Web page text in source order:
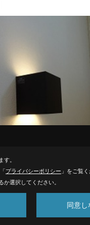
、ｸﾘｰﾆﾝｸﾞも完了しまし
お引き渡しとなります。
す。
プライバシーポリシー 」をご覧く
か選択してください。
同意し